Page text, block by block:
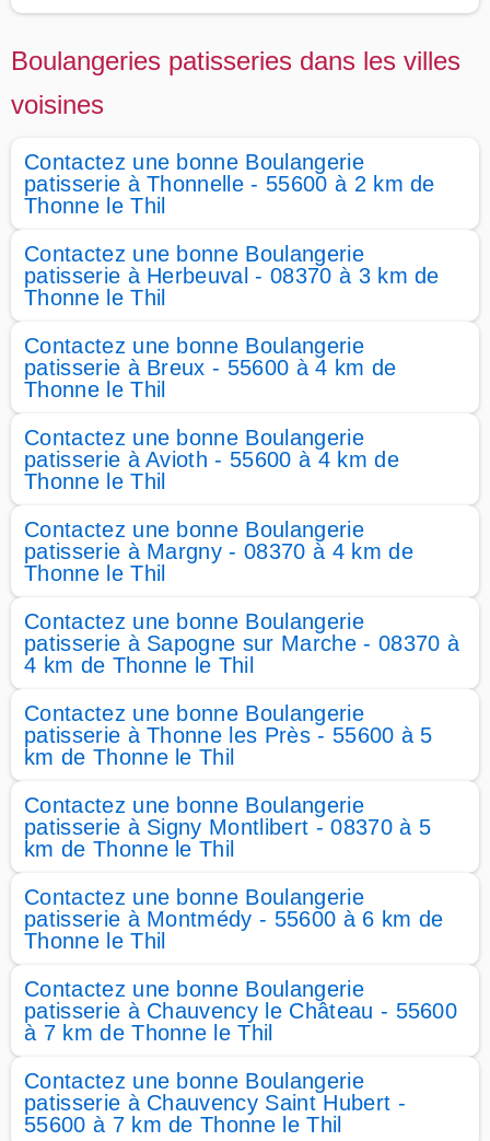
Boulangeries patisseries dans les villes
voisines
Contactez une bonne Boulangerie
patisserie à Thonnelle - 55600 à 2 km de
Thonne le Thil
Contactez une bonne Boulangerie
patisserie à Herbeuval - 08370 à 3 km de
Thonne le Thil
Contactez une bonne Boulangerie
patisserie à Breux - 55600 à 4 km de
Thonne le Thil
Contactez une bonne Boulangerie
patisserie à Avioth - 55600 à 4 km de
Thonne le Thil
Contactez une bonne Boulangerie
patisserie à Margny - 08370 à 4 km de
Thonne le Thil
Contactez une bonne Boulangerie
patisserie à Sapogne sur Marche - 08370 à
4 km de Thonne le Thil
Contactez une bonne Boulangerie
patisserie à Thonne les Près - 55600 à 5
km de Thonne le Thil
Contactez une bonne Boulangerie
patisserie à Signy Montlibert - 08370 à 5
km de Thonne le Thil
Contactez une bonne Boulangerie
patisserie à Montmédy - 55600 à 6 km de
Thonne le Thil
Contactez une bonne Boulangerie
patisserie à Chauvency le Château - 55600
à 7 km de Thonne le Thil
Contactez une bonne Boulangerie
patisserie à Chauvency Saint Hubert -
55600 à 7 km de Thonne le Thil